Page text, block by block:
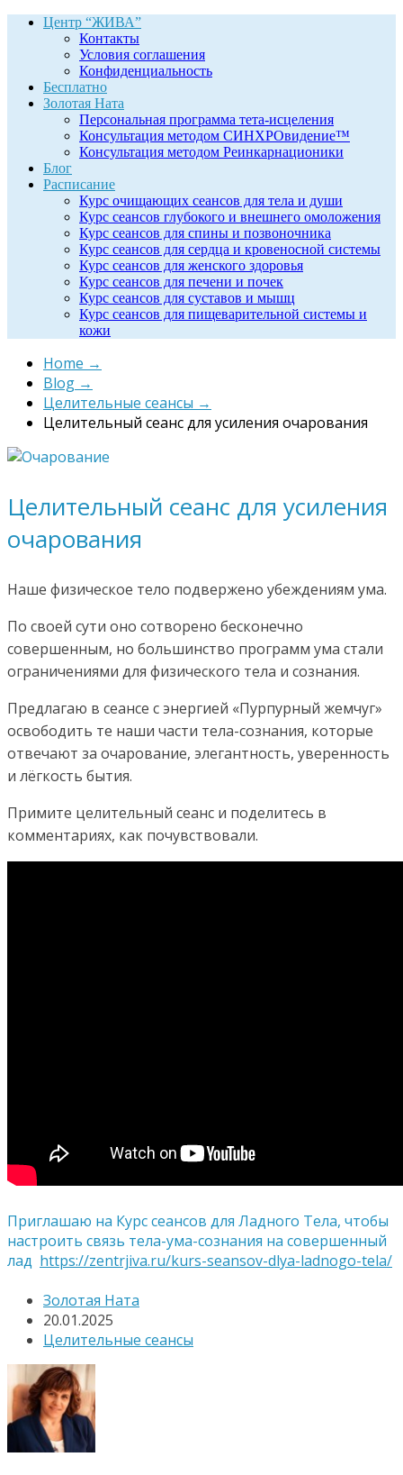
Центр “ЖИВА”
Контакты
Условия соглашения
Конфиденциальность
Бесплатно
Золотая Ната
Персональная программа тета-исцеления
Консультация методом СИНХРОвидение™
Консультация методом Реинкарнационики
Блог
Расписание
Курс очищающих сеансов для тела и души
Курс сеансов глубокого и внешнего омоложения
Курс сеансов для спины и позвоночника
Курс сеансов для сердца и кровеносной системы
Курс сеансов для женского здоровья
Курс сеансов для печени и почек
Курс сеансов для суставов и мышц
Курс сеансов для пищеварительной системы и
кожи
Home →
Blog →
Целительные сеансы →
Целительный сеанс для усиления очарования
Целительный сеанс для усиления
очарования
Наше физическое тело подвержено убеждениям ума.
По своей сути оно сотворено бесконечно
совершенным, но большинство программ ума стали
ограничениями для физического тела и сознания.
Предлагаю в сеансе с энергией «Пурпурный жемчуг»
освободить те наши части тела-сознания, которые
отвечают за очарование, элегантность, уверенность
и лёгкость бытия.
Примите целительный сеанс и поделитесь в
комментариях, как почувствовали.
Приглашаю на Курс сеансов для Ладного Тела, чтобы
настроить связь тела-ума-сознания на совершенный
лад https://zentrjiva.ru/kurs-seansov-dlya-ladnogo-tela/
Золотая Ната
20.01.2025
Целительные сеансы